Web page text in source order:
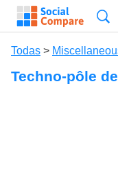
Todas >
Techno-pôle